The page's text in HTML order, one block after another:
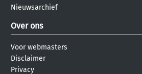
Nieuwsarchief
Over ons
Voor webmasters
Disclaimer
Privacy